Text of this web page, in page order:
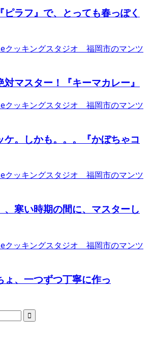
ピラフ』で、とっても春っぽく
マスター！『キーマカレー』
ケ。しかも。。。『かぼちゃコ
、寒い時期の間に、マスターし
ょ、一つずつ丁寧に作っ